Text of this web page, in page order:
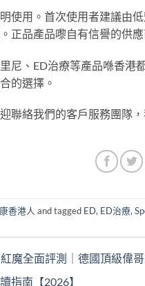
使用。首次使用者建議由
正品產品嚟自有信譽的供
尼、ED治療等產品喺香
的選擇。
聯絡我們的客戶服務團隊
香港人 and tagged ED, ED治療,
魔全面評測｜德國頂級偉
指南【2026】